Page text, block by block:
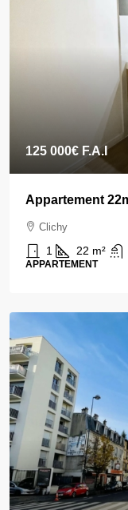
125 000€ F.A.I
Appartement
Clichy
1 22 m²
APPARTEMENT